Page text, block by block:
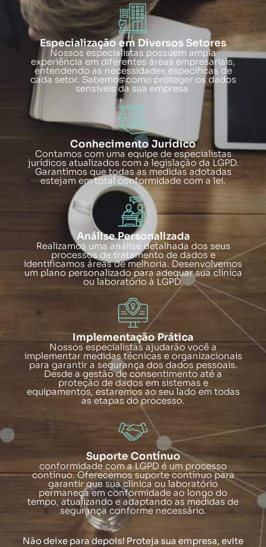
Especialização em Diversos Setores
Nossos especialistas possuem ampla
experiência em diferentes áreas empresariais,
entendendo as necessidades específicas de
cada setor. Sabemos como proteger os dados
sensíveis da sua empresa.
Conhecimento Jurídico
Contamos com uma equipe de especialistas
jurídicos atualizados com a legislação da LGPD.
Garantimos que todas as medidas adotadas
estejam em total conformidade com a lei.
Análise Personalizada
Realizamos uma análise detalhada dos seus
processos de tratamento de dados e
identificamos áreas de melhoria. Desenvolvemos
um plano personalizado para adequar sua clínica
ou laboratório à LGPD.
Implementação Prática
Nossos especialistas ajudarão você a
implementar medidas técnicas e organizacionais
para garantir a segurança dos dados pessoais.
Desde a gestão de consentimento até a
proteção de dados em sistemas e
equipamentos, estaremos ao seu lado em todas
as etapas do processo.
Suporte Contínuo
conformidade com a LGPD é um processo
contínuo. Oferecemos suporte contínuo para
garantir que sua clínica ou laboratório
permaneça em conformidade ao longo do
tempo, atualizando e adaptando as medidas de
segurança conforme necessário.
Não deixe para depois! Proteja sua empresa, evite